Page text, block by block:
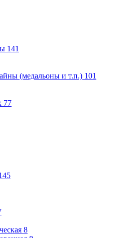
141
(медальоны и т.п.) 101
77
8